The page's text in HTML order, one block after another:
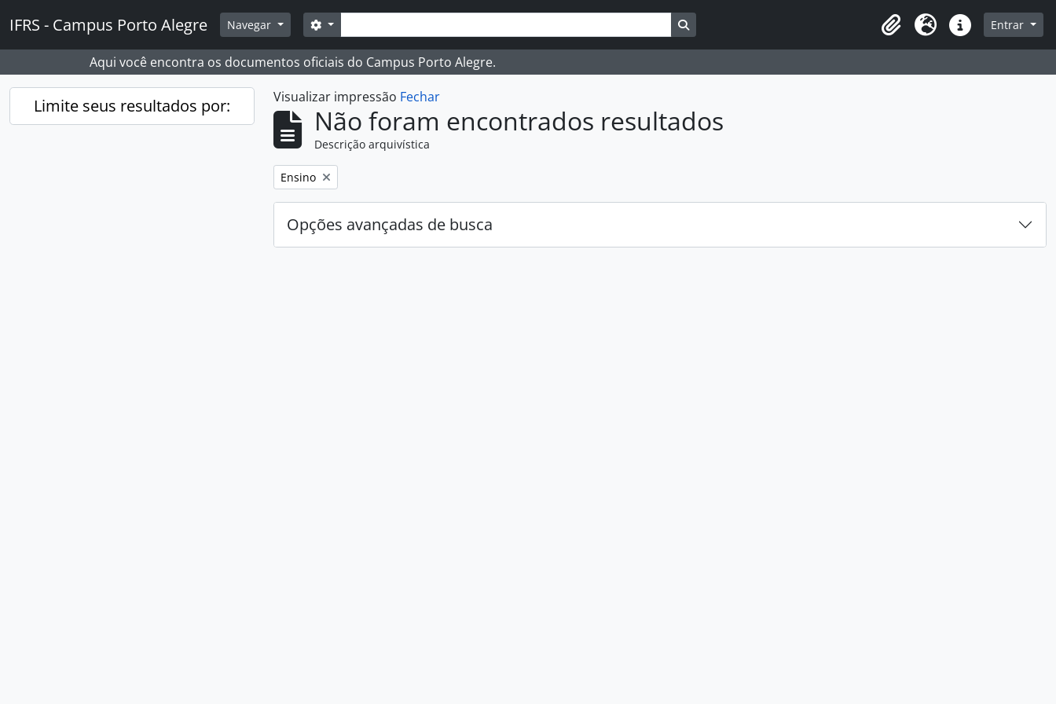
IFRS - Campus Porto Alegre Navegar Buscar
Opções de busca Busque na página de navegação
Idioma Atalhos Entrar
Aqui você encontra os documentos oficiais do Campus Porto Alegre.
Limite seus resultados por: Visualizar impressão Fechar
Não foram encontrados resultados
Descrição arquivística
Remover filtro:
Ensino
Opções avançadas de busca